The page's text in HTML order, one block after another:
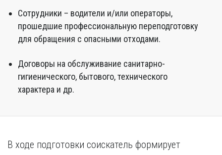
Сотрудники – водители и/или операторы,
прошедшие профессиональную переподготовку
для обращения с опасными отходами.
Договоры на обслуживание санитарно-
гигиенического, бытового, технического
характера и др.
В ходе подготовки соискатель формирует